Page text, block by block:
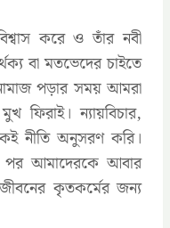
করে ও তাঁর নবী
বা মতভেদের চাইতে
পড়ার সময় আমরা
ফিরাই। ন্যায়বিচার,
নীতি অনুসরণ করি।
পর আমাদেরকে আবার
কৃতকর্মের জন্য